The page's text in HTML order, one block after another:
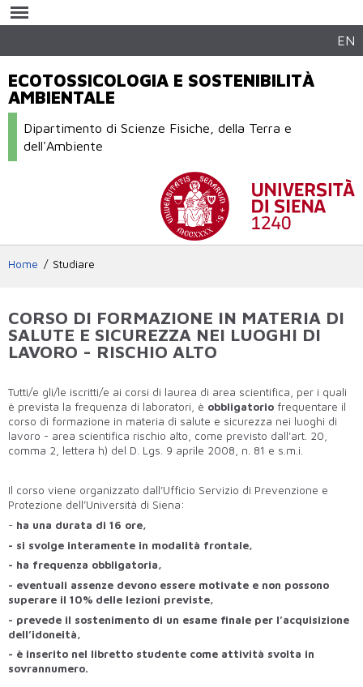
contenuto
EN
ECOTOSSICOLOGIA E SOSTENIBILITÀ
AMBIENTALE
Dipartimento di Scienze Fisiche, della Terra e
dell'Ambiente
Home Studiare
CORSO DI FORMAZIONE IN MATERIA DI
SALUTE E SICUREZZA NEI LUOGHI DI
LAVORO - RISCHIO ALTO
Tutti/e gli/le iscritti/e ai corsi di laurea di area scientifica, per i quali
è prevista la frequenza di laboratori, è obbligatorio frequentare il
corso di formazione in materia di salute e sicurezza nei luoghi di
lavoro - area scientifica rischio alto, come previsto dall'art. 20,
comma 2, lettera h) del D. Lgs. 9 aprile 2008, n. 81 e s.m.i.
Il corso viene organizzato dall’Ufficio Servizio di Prevenzione e
Protezione dell’Università di Siena:
- ha una durata di 16 ore,
- si svolge interamente in modalità frontale,
- ha frequenza obbligatoria,
- eventuali assenze devono essere motivate e non possono
superare il 10% delle lezioni previste,
- prevede il sostenimento di un esame finale per l’acquisizione
dell’idoneità,
- è inserito nel libretto studente come attività svolta in
sovrannumero.